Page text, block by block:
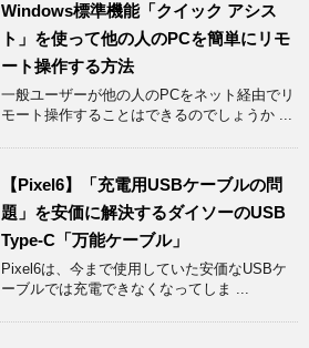
Windows標準機能「クイック アシス
ト」を使って他の人のPCを簡単にリモ
ート操作する方法
一般ユーザーが他の人のPCをネット経由でリ
モート操作することはできるのでしょうか ...
【Pixel6】「充電用USBケーブルの問
題」を安価に解決するダイソーのUSB
Type-C「万能ケーブル」
Pixel6は、今まで使用していた安価なUSBケ
ーブルでは充電できなくなってしま ...